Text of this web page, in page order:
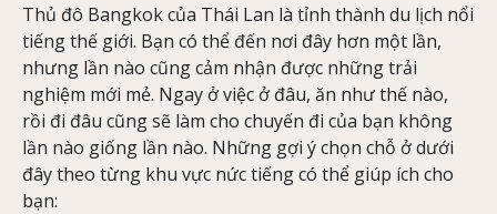
Thủ đô Bangkok của Thái Lan là tỉnh thành du lịch nổi
tiếng thế giới. Bạn có thể đến nơi đây hơn một lần,
nhưng lần nào cũng cảm nhận được những trải
nghiệm mới mẻ. Ngay ở việc ở đâu, ăn như thế nào,
rồi đi đâu cũng sẽ làm cho chuyến đi của bạn không
lần nào giống lần nào. Những gợi ý chọn chỗ ở dưới
đây theo từng khu vực nức tiếng có thể giúp ích cho
bạn: